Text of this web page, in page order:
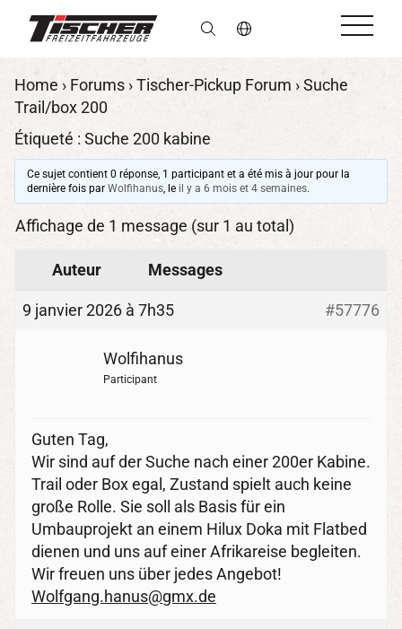
fr
Home › Forums ›Tischer-Pickup Forum ›Suche
Trail/box 200
Étiqueté : Suche 200 kabine
Ce sujet contient 0 réponse, 1 participant et a été mis à jour pour la
dernière fois par Wolfihanus, le il y a 6 mois et 4 semaines.
Affichage de 1 message (sur 1 au total)
Auteur Messages
9 janvier 2026 à 7h35 #57776
Wolfihanus
Participant
Guten Tag,
Wir sind auf der Suche nach einer 200er Kabine.
Trail oder Box egal, Zustand spielt auch keine
große Rolle. Sie soll als Basis für ein
Umbauprojekt an einem Hilux Doka mit Flatbed
dienen und uns auf einer Afrikareise begleiten.
Wir freuen uns über jedes Angebot!
Wolfgang.hanus@gmx.de